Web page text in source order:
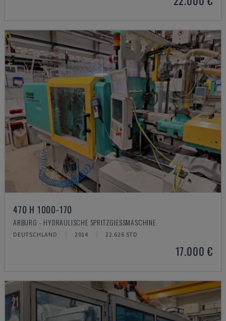
470 H 1000-170
ARBURG - HYDRAULISCHE SPRITZGIESSMASCHINE
DEUTSCHLAND 2014 22.626 STD
17.000 €